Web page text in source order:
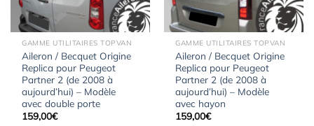
GAMME UTILITAIRES TOPVAN
Aileron / Becquet Origine
Replica pour Peugeot
Partner 2 (de 2008 à
aujourd’hui) – Modèle
avec double porte
159,00€
GAMME UTILITAIRES TOPVAN
Aileron / Becquet Origine
Replica pour Peugeot
Partner 2 (de 2008 à
aujourd’hui) – Modèle
avec hayon
159,00€